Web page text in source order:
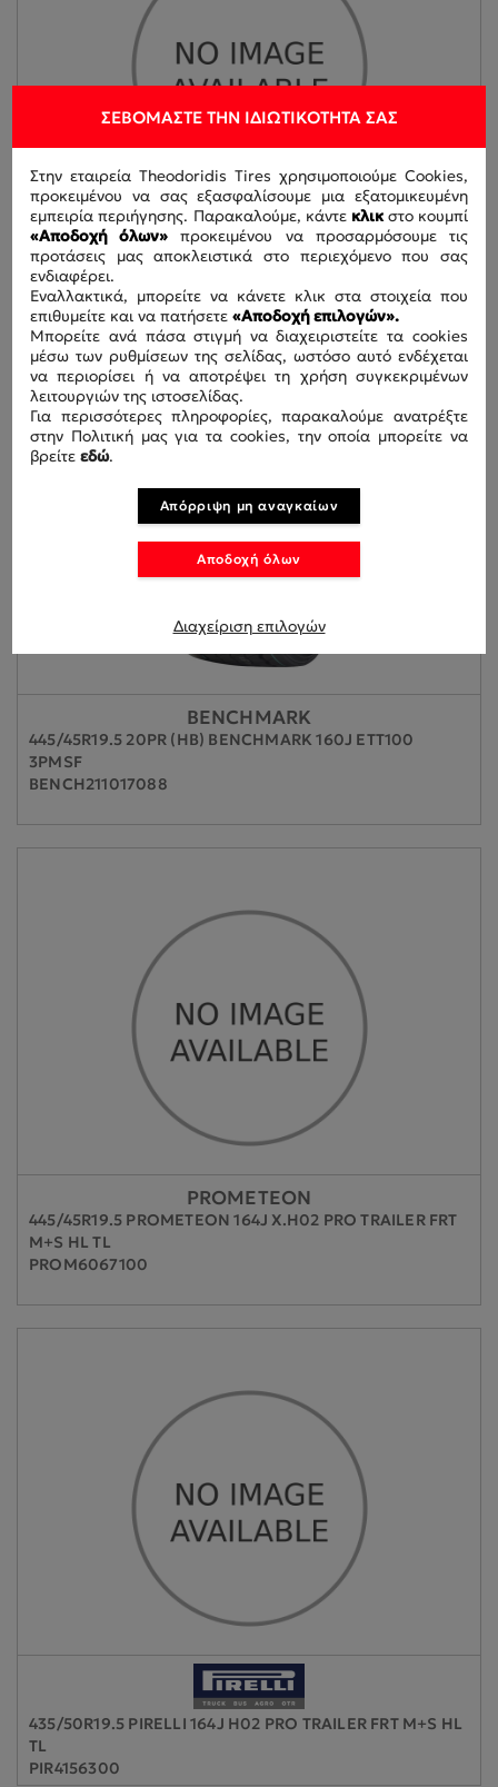
445/45R19.5 PIRELLI 164J H02 PRO TRAILER FRT M+S HL
TL
PIR4156400
BENCHMARK
445/45R19.5 20PR (HB) BENCHMARK 160J ETT100
3PMSF
BENCH211017088
PROMETEON
445/45R19.5 PROMETEON 164J X.H02 PRO TRAILER FRT
M+S HL TL
PROM6067100
435/50R19.5 PIRELLI 164J H02 PRO TRAILER FRT M+S HL
TL
PIR4156300
ΣΕΒΌΜΑΣΤΕ ΤΗΝ ΙΔΙΩΤΙΚΌΤΗΤΆ ΣΑΣ
Στην εταιρεία Theodoridis Tires χρησιμοποιούμε Cookies,
προκειμένου να σας εξασφαλίσουμε μια εξατομικευμένη
εμπειρία περιήγησης. Παρακαλούμε, κάντε κλικστο κουμπί
«Αποδοχή όλων» προκειμένου να προσαρμόσουμε τις
προτάσεις μας αποκλειστικά στο περιεχόμενο που σας
ενδιαφέρει.
Εναλλακτικά, μπορείτε να κάνετε κλικ στα στοιχεία που
επιθυμείτε και να πατήσετε«Αποδοχή επιλογών».
Μπορείτε ανά πάσα στιγμή να διαχειριστείτε τα cookies
μέσω των ρυθμίσεων της σελίδας, ωστόσο αυτό ενδέχεται
να περιορίσει ή να αποτρέψει τη χρήση συγκεκριμένων
λειτουργιών της ιστοσελίδας.
Για περισσότερες πληροφορίες, παρακαλούμε ανατρέξτε
στην Πολιτική μας για τα cookies, την οποία μπορείτε να
βρείτεεδώ.
Απόρριψη μη αναγκαίων
Αποδοχή όλων
Διαχείριση επιλογών